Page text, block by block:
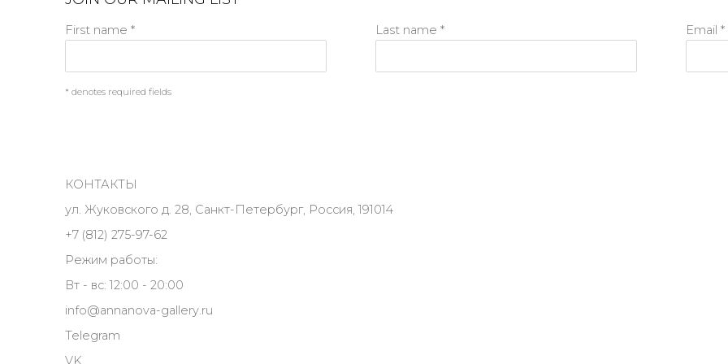
First name * Last name * Email *
* denotes required fields
КОНТАКТЫ
ул. Жуковского д. 28, Санкт-Петербург, Россия, 191014
+7 (812) 275-97-62
Режим работы:
Вт - вс: 12:00 - 20:00
info@annanova-gallery.ru
Telegram
VK